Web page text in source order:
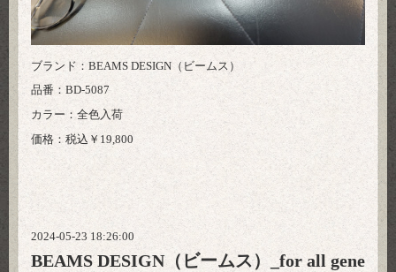
ブランド：BEAMS DESIGN（ビームス）
品番：BD-5087
カラー：全色入荷
価格：税込￥19,800
2024-05-23 18:26:00
BEAMS DESIGN（ビームス）_for all gene